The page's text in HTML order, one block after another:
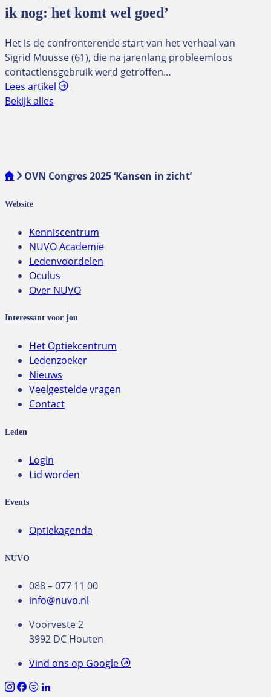
ik nog: het komt wel goed’
Het is de confronterende start van het verhaal van
Sigrid Muusse (61), die na jarenlang probleemloos
contactlensgebruik werd getroffen…
Lees artikel
Bekijk alles
OVN Congres 2025 ‘Kansen in zicht’
Website
Kenniscentrum
NUVO Academie
Ledenvoordelen
Oculus
Over NUVO
Interessant voor jou
Het Optiekcentrum
Ledenzoeker
Nieuws
Veelgestelde vragen
Contact
Leden
Login
Lid worden
Events
Optiekagenda
NUVO
088 – 077 11 00
info@nuvo.nl
Voorveste 2
3992 DC Houten
Vind ons op Google